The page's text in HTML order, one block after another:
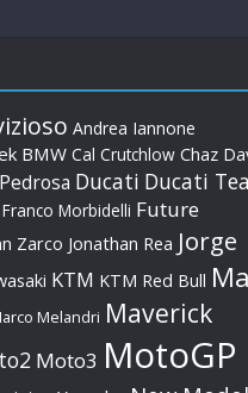
Andrea Iannone
BMW Cal Crutchlow Chaz
Ducati Ducati
Franco Morbidelli Future
Zarco Jonathan Rea Jorge
KTM KTM Red Bull
Melandri Maverick
Moto3 MotoGP